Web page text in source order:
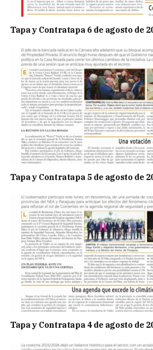
Tapa y Contratapa 6 de agosto de
Tapa y Contratapa 5 de agosto de
Tapa y Contratapa 4 de agosto de